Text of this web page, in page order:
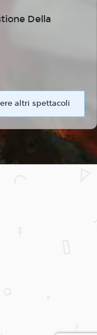
Della
altri spettacoli